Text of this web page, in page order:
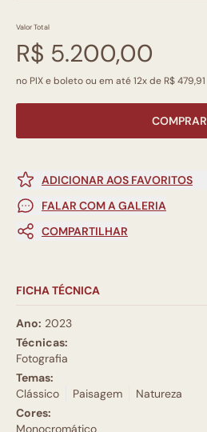
Valor Total
R$ 5.200,00
no PIX e boleto ou em até 12x de R$ 479,91
COMPRAR
ADICIONAR AOS FAVORITOS
FALAR COM A GALERIA
COMPARTILHAR
FICHA TÉCNICA
Ano: 2023
Técnicas:
Fotografia
Temas:
Clássico
Paisagem
Natureza
Cores:
Monocromático